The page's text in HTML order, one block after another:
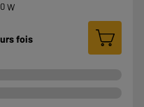
W
fois